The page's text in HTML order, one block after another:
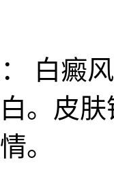
白癜
。皮
。